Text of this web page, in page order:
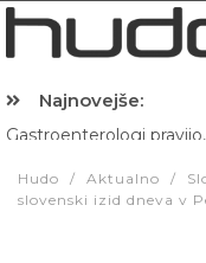
Najnovejše:
Gastroenterologi
Hudo / Aktualno /
slovenski izid dneva v